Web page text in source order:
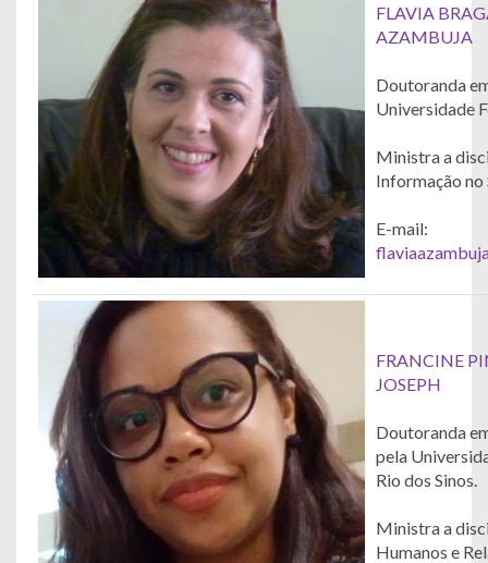
FLAVIA
AZAMBUJA
Doutoranda
Universidade
Ministra a
Informação no
E-mail:
FRANCINE
JOSEPH
Doutoranda
pela
Rio dos Sinos.
Ministra a
Humanos e